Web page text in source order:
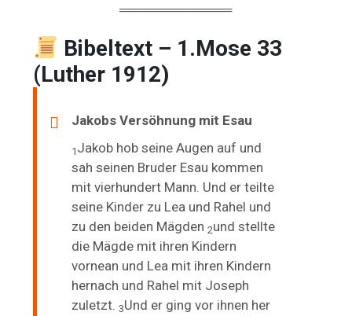
═════════════
Bibeltext – 1.Mose 33
(Luther 1912)
Jakobs Versöhnung mit Esau
1 Jakob hob seine Augen auf und
sah seinen Bruder Esau kommen
mit vierhundert Mann. Und er teilte
seine Kinder zu Lea und Rahel und
zu den beiden Mägden2und stellte
die Mägde mit ihren Kindern
vornean und Lea mit ihren Kindern
hernach und Rahel mit Joseph
zuletzt.3Und er ging vor ihnen her